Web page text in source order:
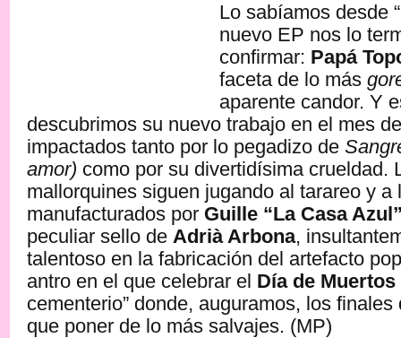
Lo sabíamos desde
nuevo EP nos lo
confirmar: Papá
faceta de lo más
aparente candor. Y
descubrimos su nuevo trabajo en el mes
impactados tanto por lo pegadizo de
amor) como por su divertidísima crueldad.
mallorquines siguen jugando al tarareo y a
manufacturados por Guille “La Casa
peculiar sello de Adrià Arbona,
talentoso en la fabricación del artefacto
antro en el que celebrar el Día de Muertos
cementerio” donde, auguramos, los
que poner de lo más salvajes. (MP)